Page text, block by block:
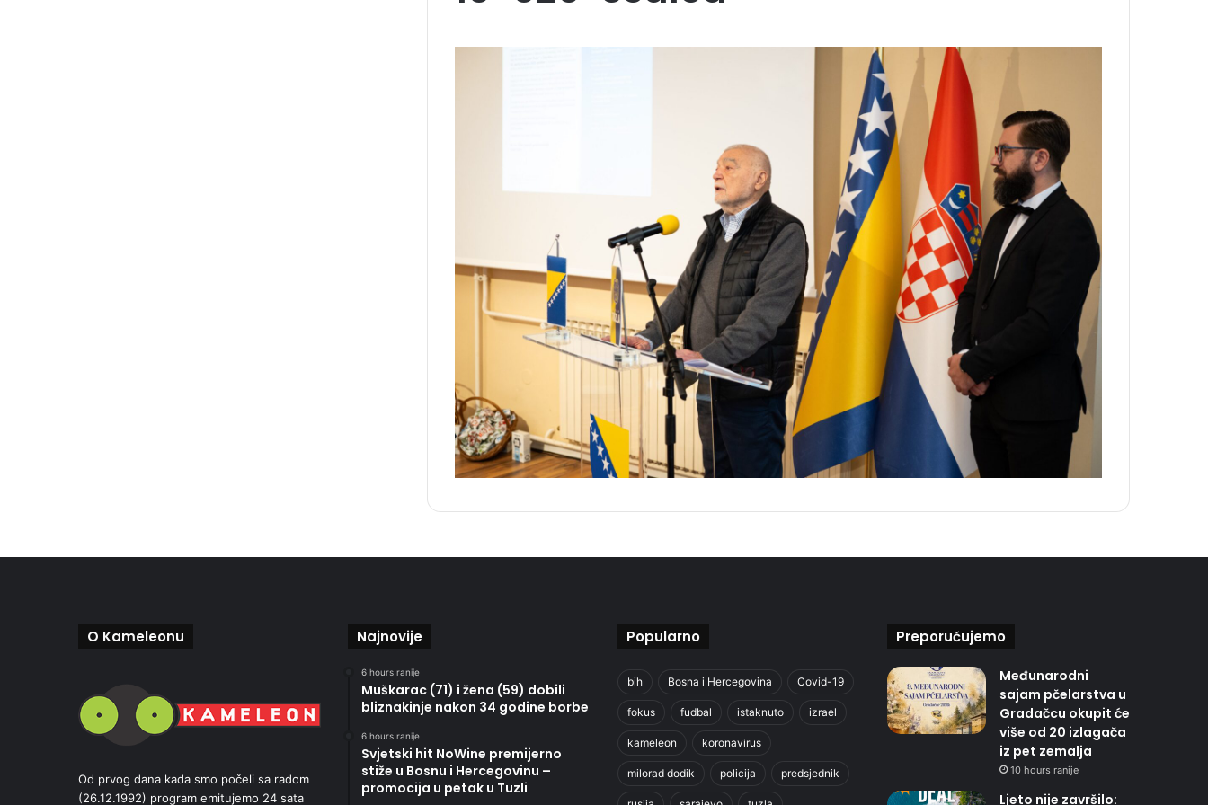
O Kameleonu
Od prvog dana kada smo počeli sa radom
(26.12.1992) program emitujemo 24 sata
Najnovije
6 hours ranije
Muškarac (71) i žena (59) dobili
bliznakinje nakon 34 godine borbe
6 hours ranije
Svjetski hit NoWine premijerno
stiže u Bosnu i Hercegovinu –
promocija u petak u Tuzli
Popularno
bih Bosna i Hercegovina Covid-19
fokus fudbal istaknuto izrael
kameleon koronavirus
milorad dodik policija predsjednik
Preporučujemo
Međunarodni
sajam pčelarstva u
Gradačcu okupit će
više od 20 izlagača
iz pet zemalja
10 hours ranije
Ljeto nije završilo: